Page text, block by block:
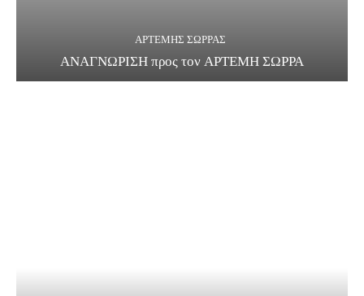
ΑΡΤΕΜΗΣ ΣΩΡΡΑΣ
ΑΝΑΓΝΩΡΙΣΗ προς τον ΑΡΤΕΜΗ ΣΩΡΡΑ